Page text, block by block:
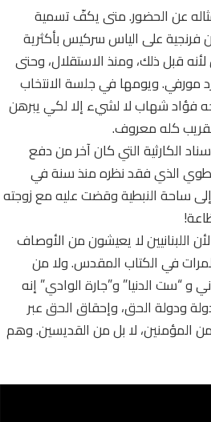
عن الحضور. متى يكفّ تسمية
حصلت في صيف 1970 حين فاز سليمان فرنجية على الياس سركيس بأكثرية
قبل ذلك، ومنذ الاستقلال، وحتى
مورفي. ويومها في جلسة الانتخاب
فؤاد شهاب لا لشيء إلا لكي يبرهن
كله معروف.
7 تشرين الأول 2023. وعلى حرب الإسناد الكارثية التي كان آخر من دفع
عطوي الذي فقد نظره منذ سنة في
إلى ساحة النبطية وقضت عليه مع زوجته
اللبنانيين لا يعيشون من الأوصاف
في الكتاب المقدس. ولا من
“ست الدنيا” و”جارة الوادي” إنه
ودولة الحق، وإحقاق الحق عبر
المؤمنين، لا بل من القديسين. وهم